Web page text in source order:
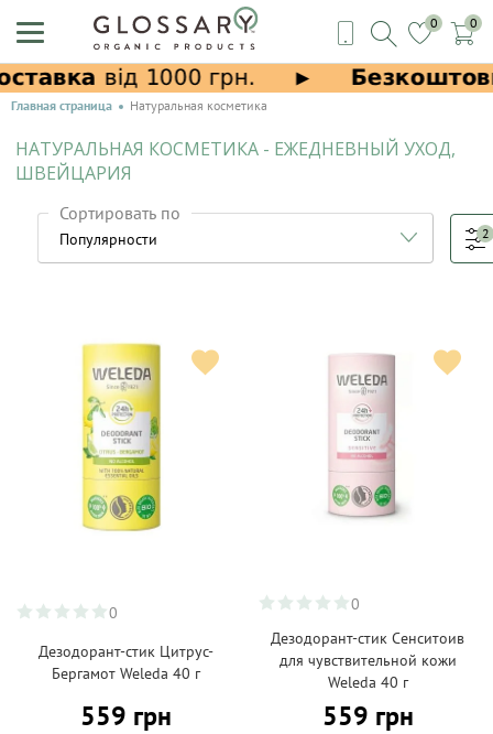
0 0
Главная страница Натуральная косметика
НАТУРАЛЬНАЯ КОСМЕТИКА - ЕЖЕДНЕВНЫЙ УХОД,
ШВЕЙЦАРИЯ
Сортировать по
2
0
Дезодорант-стик Цитрус-
Бергамот Weleda 40 г
559 грн
0
Дезодорант-стик Сенситоив
для чувствительной кожи
Weleda 40 г
559 грн